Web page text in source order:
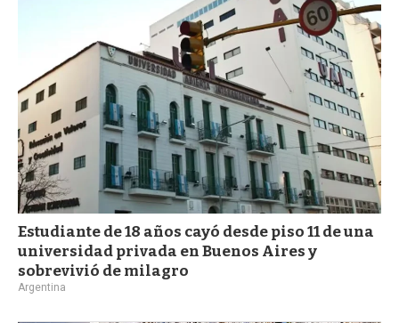
Estudiante de 18 años cayó desde piso 11 de una
universidad privada en Buenos Aires y
sobrevivió de milagro
Argentina